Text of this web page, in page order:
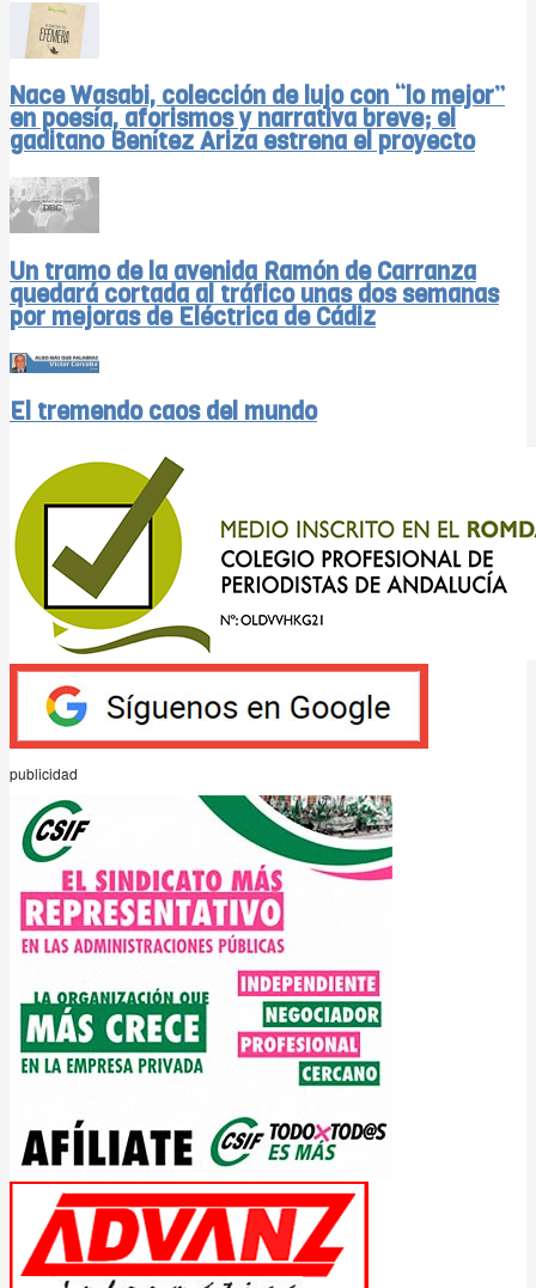
Nace Wasabi, colección de lujo con “lo mejor”
en poesía, aforismos y narrativa breve; el
gaditano Benítez Ariza estrena el proyecto
Un tramo de la avenida Ramón de Carranza
quedará cortada al tráfico unas dos semanas
por mejoras de Eléctrica de Cádiz
El tremendo caos del mundo
publicidad